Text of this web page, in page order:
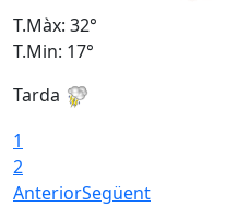
T.Màx: 32°
T.Min: 17°
Tarda
1
2
AnteriorSegüent